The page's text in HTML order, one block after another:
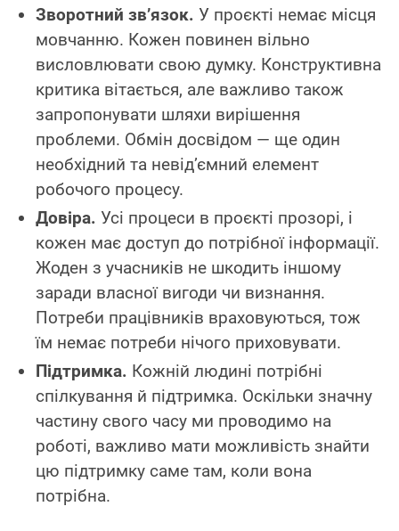
Зворотний зв’язок. У проєкті немає місця
мовчанню. Кожен повинен вільно
висловлювати свою думку. Конструктивна
критика вітається, але важливо також
запропонувати шляхи вирішення
проблеми. Обмін досвідом — ще один
необхідний та невід’ємний елемент
робочого процесу.
Довіра. Усі процеси в проєкті прозорі, і
кожен має доступ до потрібної інформації.
Жоден з учасників не шкодить іншому
заради власної вигоди чи визнання.
Потреби працівників враховуються, тож
їм немає потреби нічого приховувати.
Підтримка. Кожній людині потрібні
спілкування й підтримка. Оскільки значну
частину свого часу ми проводимо на
роботі, важливо мати можливість знайти
цю підтримку саме там, коли вона
потрібна.